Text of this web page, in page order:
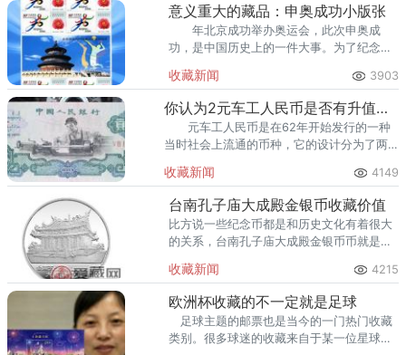
意义重大的藏品：申奥成功小版张
年北京成功举办奥运会，此次申奥成
功，是中国历史上的一件大事。为了纪念本
这枚邮票成为了意义重大的藏品之一。
收藏新闻 3903
你认为2元车工人民币是否有升值潜力
元车工人民币是在62年开始发行的一种
当时社会上流通的币种，它的设计分为了两
特意生产来让人民生活方便的。
收藏新闻 4149
台南孔子庙大成殿金银币收藏价值
比方说一些纪念币都是和历史文化有着很大
的关系，台南孔子庙大成殿金银币币就是一
知名历史建筑，因此藏友也很喜欢。
收藏新闻 4215
欧洲杯收藏的不一定就是足球
足球主题的邮票也是当今的一门热门收藏
类别。很多球迷的收藏来自于某一位星球的